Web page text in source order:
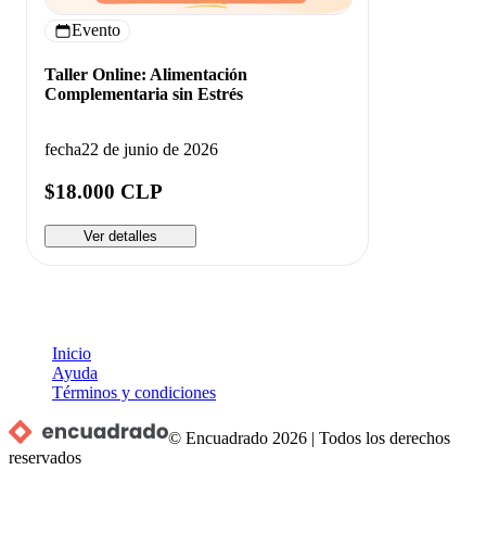
Evento
Taller Online: Alimentación
Complementaria sin Estrés
fecha22 de junio de 2026
$18.000 CLP
Ver detalles
Inicio
Ayuda
Términos y condiciones
© Encuadrado 2026 |Todos los derechos
reservados